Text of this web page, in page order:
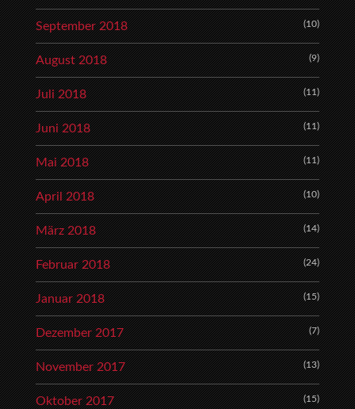
September 2018 (10)
August 2018 (9)
Juli 2018 (11)
Juni 2018 (11)
Mai 2018 (11)
April 2018 (10)
März 2018 (14)
Februar 2018 (24)
Januar 2018 (15)
Dezember 2017 (7)
November 2017 (13)
Oktober 2017 (15)